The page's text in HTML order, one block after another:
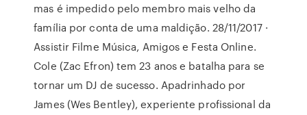
mas é impedido pelo membro mais velho da
família por conta de uma maldição. 28/11/2017 ·
Assistir Filme Música, Amigos e Festa Online.
Cole (Zac Efron) tem 23 anos e batalha para se
tornar um DJ de sucesso. Apadrinhado por
James (Wes Bentley), experiente profissional da